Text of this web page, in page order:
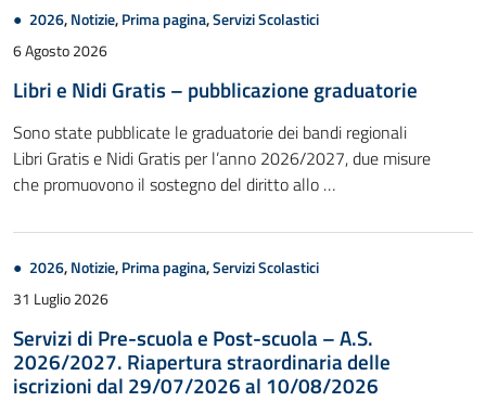
2026,Notizie,Prima pagina,Servizi Scolastici
6 Agosto 2026
Libri e Nidi Gratis – pubblicazione graduatorie
Sono state pubblicate le graduatorie dei bandi regionali
Libri Gratis e Nidi Gratis per l’anno 2026/2027, due misure
che promuovono il sostegno del diritto allo …
2026,Notizie,Prima pagina,Servizi Scolastici
31 Luglio 2026
Servizi di Pre-scuola e Post-scuola – A.S.
2026/2027. Riapertura straordinaria delle
iscrizioni dal 29/07/2026 al 10/08/2026